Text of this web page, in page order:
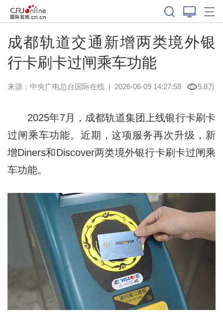
成都轨道交通新增两类境外银
行卡刷卡过闸乘车功能
来源：中央广电总台国际在线| 2026-06-09 14:27:58 5.8万
2025年7月，成都轨道集团上线银行卡刷卡
过闸乘车功能。近期，这项服务再次升级，新
增Diners和Discover两类境外银行卡刷卡过闸乘
车功能。